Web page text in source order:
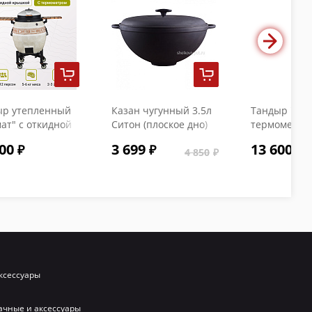
утепленный
с откидной
Казан чугунный 3.5л
Ситон (плоское дно)
3 699 4 850
Тандыр
13 600
и аксессуары